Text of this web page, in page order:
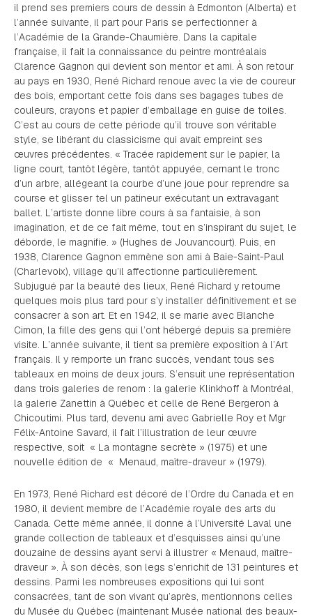
il prend ses premiers cours de dessin à Edmonton (Alberta) et
l’année suivante, il part pour Paris se perfectionner à
l’Académie de la Grande-Chaumière. Dans la capitale
française, il fait la connaissance du peintre montréalais
Clarence Gagnon qui devient son mentor et ami. À son retour
au pays en 1930, René Richard renoue avec la vie de coureur
des bois, emportant cette fois dans ses bagages tubes de
couleurs, crayons et papier d’emballage en guise de toiles.
C’est au cours de cette période qu’il trouve son véritable
style, se libérant du classicisme qui avait empreint ses
œuvres précédentes. « Tracée rapidement sur le papier, la
ligne court, tantôt légère, tantôt appuyée, cernant le tronc
d’un arbre, allégeant la courbe d’une joue pour reprendre sa
course et glisser tel un patineur exécutant un extravagant
ballet. L’artiste donne libre cours à sa fantaisie, à son
imagination, et de ce fait même, tout en s’inspirant du sujet, le
déborde, le magnifie. » (Hughes de Jouvancourt). Puis, en
1938, Clarence Gagnon emmène son ami à Baie-Saint-Paul
(Charlevoix), village qu’il affectionne particulièrement.
Subjugué par la beauté des lieux, René Richard y retourne
quelques mois plus tard pour s’y installer définitivement et se
consacrer à son art. Et en 1942, il se marie avec Blanche
Cimon, la fille des gens qui l’ont hébergé depuis sa première
visite. L’année suivante, il tient sa première exposition à l’Art
français. Il y remporte un franc succès, vendant tous ses
tableaux en moins de deux jours. S’ensuit une représentation
dans trois galeries de renom : la galerie Klinkhoff à Montréal,
la galerie Zanettin à Québec et celle de René Bergeron à
Chicoutimi. Plus tard, devenu ami avec Gabrielle Roy et Mgr
Félix-Antoine Savard, il fait l’illustration de leur œuvre
respective, soit « La montagne secrète » (1975) et une
nouvelle édition de « Menaud, maître-draveur » (1979).
En 1973, René Richard est décoré de l’Ordre du Canada et en
1980, il devient membre de l’Académie royale des arts du
Canada. Cette même année, il donne à l’Université Laval une
grande collection de tableaux et d’esquisses ainsi qu’une
douzaine de dessins ayant servi à illustrer « Menaud, maître-
draveur ». À son décès, son legs s’enrichit de 131 peintures et
dessins. Parmi les nombreuses expositions qui lui sont
consacrées, tant de son vivant qu’après, mentionnons celles
du Musée du Québec (maintenant Musée national des beaux-